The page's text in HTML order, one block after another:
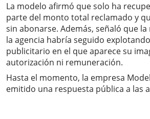
La modelo afirmó que solo ha
parte del monto total reclamado y
sin abonarse. Además, señaló que
la agencia habría seguido
publicitario en el que aparece su
autorización ni remuneración.
Hasta el momento, la empresa
emitido una respuesta pública a las